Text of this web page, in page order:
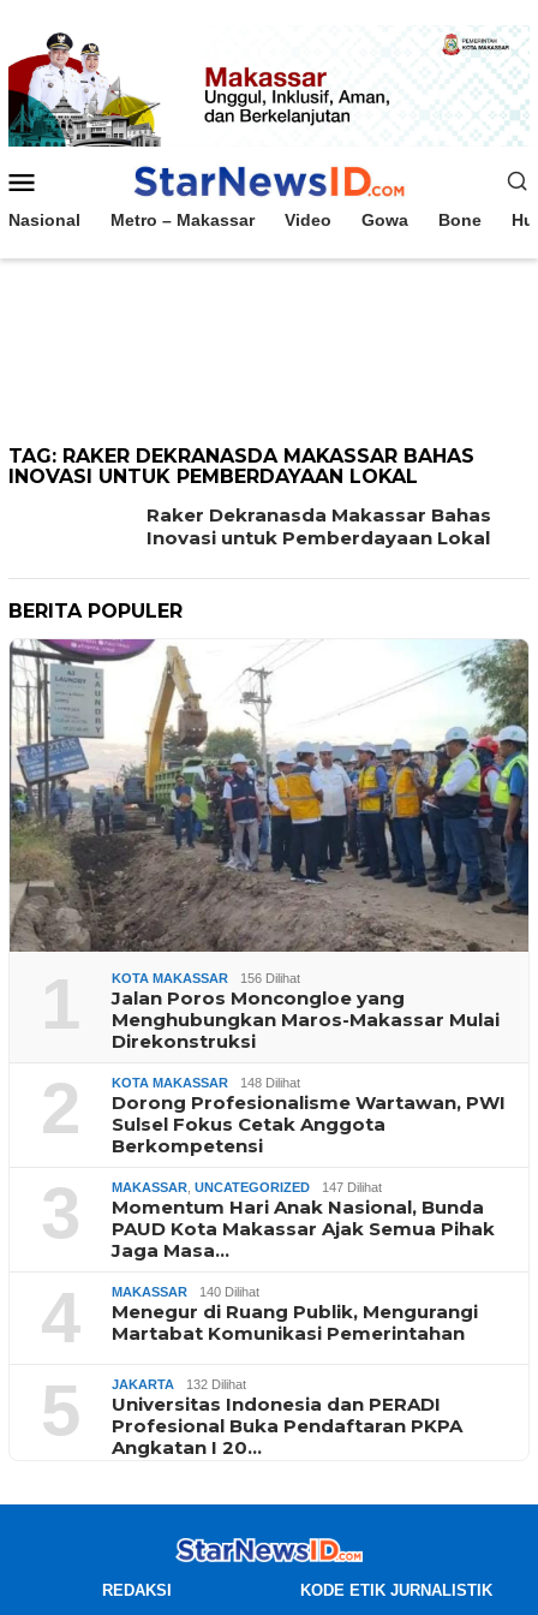
konten
Mobile
Nasional Metro – Makassar Video Gowa Bone
TAG: RAKER DEKRANASDA MAKASSAR BAHAS
INOVASI UNTUK PEMBERDAYAAN LOKAL
Raker Dekranasda Makassar Bahas
Inovasi untuk Pemberdayaan Lokal
BERITA POPULER
1 KOTA MAKASSAR 156 Dilihat
Jalan Poros Moncongloe yang
Menghubungkan Maros-Makassar Mulai
Direkonstruksi
2 KOTA MAKASSAR 148 Dilihat
Dorong Profesionalisme Wartawan, PWI
Sulsel Fokus Cetak Anggota
Berkompetensi
3 MAKASSAR UNCATEGORIZED 147 Dilihat
Momentum Hari Anak Nasional, Bunda
PAUD Kota Makassar Ajak Semua Pihak
Jaga Masa…
4 MAKASSAR 140 Dilihat
Menegur di Ruang Publik, Mengurangi
Martabat Komunikasi Pemerintahan
5 JAKARTA 132 Dilihat
Universitas Indonesia dan PERADI
Profesional Buka Pendaftaran PKPA
Angkatan I 20…
REDAKSI KODE ETIK JURNALISTIK